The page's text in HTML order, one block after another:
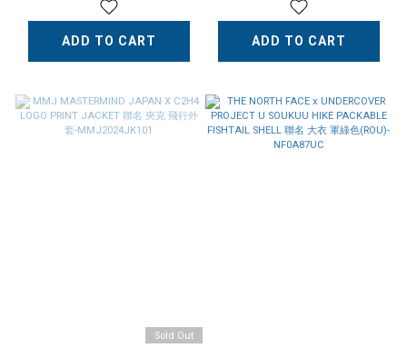
ADD TO CART ADD TO CART
Sold Out